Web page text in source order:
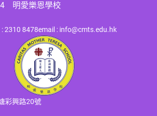
明愛樂恩學校
: 2310 8478email : info@cmts.edu.hk
彩興路20號